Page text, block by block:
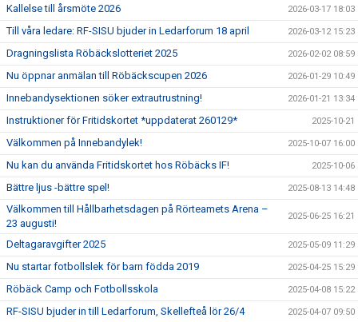
Kallelse till årsmöte 2026 2026-03-17 18:03
Till våra ledare: RF-SISU bjuder in Ledarforum 18 april 2026-03-12 15:23
Dragningslista Röbäckslotteriet 2025 2026-02-02 08:59
Nu öppnar anmälan till Röbäckscupen 2026 2026-01-29 10:49
Innebandysektionen söker extrautrustning! 2026-01-21 13:34
Instruktioner för Fritidskortet *uppdaterat 260129* 2025-10-21
Välkommen på Innebandylek! 2025-10-07 16:00
Nu kan du använda Fritidskortet hos Röbäcks IF! 2025-10-06
Bättre ljus -bättre spel! 2025-08-13 14:48
Välkommen till Hållbarhetsdagen på Rörteamets Arena –
23 augusti!
2025-06-25 16:21
Deltagaravgifter 2025 2025-05-09 11:29
Nu startar fotbollslek för barn födda 2019 2025-04-25 15:29
Röbäck Camp och Fotbollsskola 2025-04-08 15:22
RF-SISU bjuder in till Ledarforum, Skellefteå lör 26/4 2025-04-07 09:50